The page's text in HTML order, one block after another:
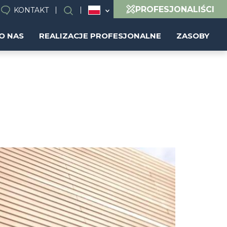
KONTAKT Wyszukiwanie PROFESJONALIŚCI
NAS REALIZACJE PROFESJONALNE ZASOBY